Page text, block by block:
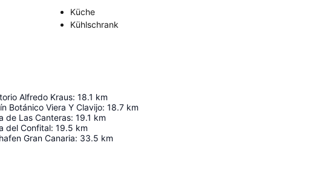
Küche
Kühlschrank
Alfredo Kraus: 18.1 km
Botánico Viera Y Clavijo: 18.7 km
de Las Canteras: 19.1 km
del Confital: 19.5 km
Gran Canaria: 33.5 km